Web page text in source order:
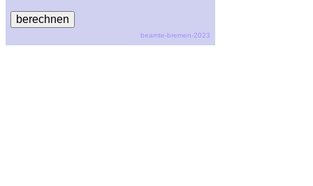
beamte-bremen-2023